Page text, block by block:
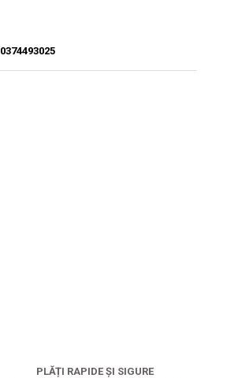
0374493025
PLĂȚI RAPIDE ȘI SIGURE